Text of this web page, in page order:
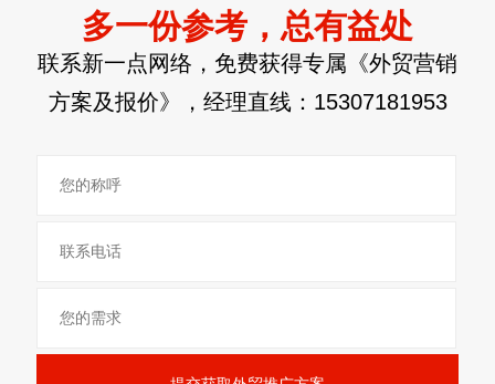
网站建设/小程序开发多一份参考，总有益处
联系新一点网络，免费获得专属《外贸营销
方案及报价》，经理直线： 15307181953